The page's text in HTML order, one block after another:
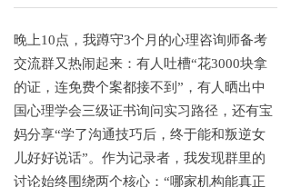
晚上10点，我蹲守3个月的心理咨询师备考
交流群又热闹起来：有人吐槽“花3000块拿
的证，连免费个案都接不到”，有人晒出中
国心理学会三级证书询问实习路径，还有宝
妈分享“学了沟通技巧后，终于能和叛逆女
儿好好说话”。作为记录者，我发现群里的
讨论始终围绕两个核心：“哪家机构能真正